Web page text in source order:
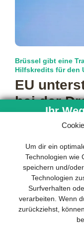
Um dir ein
Technologien wie
speichern und/
Technologien
Surfverhalten
verarbeiten. Wenn
zurückziehst,
Brüssel gibt eine
Hilfskredits für den
EU
bei der
Orbán monatelang
mehr…
Ihr